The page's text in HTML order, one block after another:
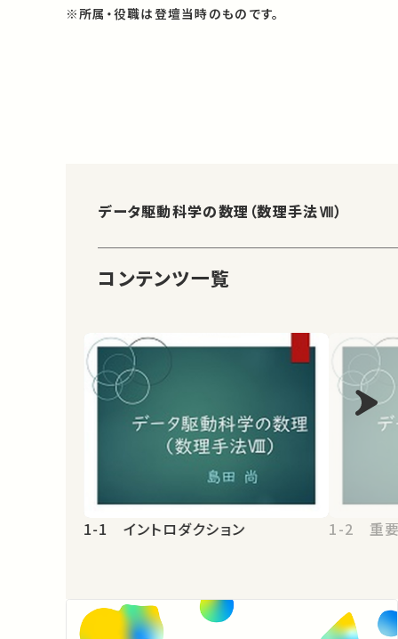
※所属・役職は登壇当時のものです。
データ駆動科学の数理（数理手法Ⅷ）
コンテンツ一覧
1-1 イントロダクション 1-2 重要